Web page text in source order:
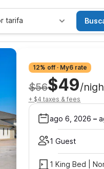
tarifa
12% off · My6 rate
$56$49/
+ $4 taxes & fees
ago 6, 2026 –
1 Guest
1 King Bed |